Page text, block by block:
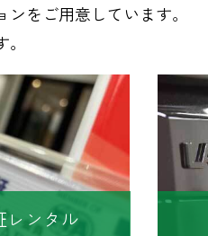
をご用意しています。
レンタル